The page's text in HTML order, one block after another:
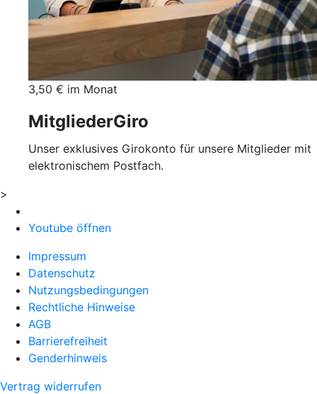
3,50 € im Monat
MitgliederGiro
Unser exklusives Girokonto für unsere Mitglieder mit
elektronischem Postfach.
>
Youtube öffnen
Impressum
Datenschutz
Nutzungsbedingungen
Rechtliche Hinweise
AGB
Barrierefreiheit
Genderhinweis
Vertrag widerrufen